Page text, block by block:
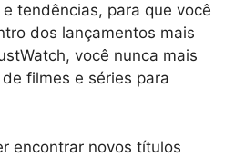
tendências, para que você
dos lançamentos mais
você nunca mais
filmes e séries para
encontrar novos títulos